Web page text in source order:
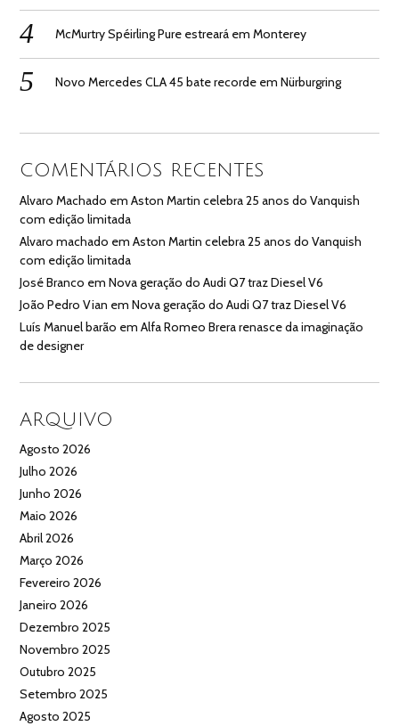
McMurtry Spéirling Pure estreará em Monterey
Novo Mercedes CLA 45 bate recorde em Nürburgring
COMENTÁRIOS RECENTES
Alvaro Machado emAston Martin celebra 25 anos do Vanquish
com edição limitada
Alvaro machado emAston Martin celebra 25 anos do Vanquish
com edição limitada
José Branco emNova geração do Audi Q7 traz Diesel V6
João Pedro Vian emNova geração do Audi Q7 traz Diesel V6
Luís Manuel barão emAlfa Romeo Brera renasce da imaginação
de designer
ARQUIVO
Agosto 2026
Julho 2026
Junho 2026
Maio 2026
Abril 2026
Março 2026
Fevereiro 2026
Janeiro 2026
Dezembro 2025
Novembro 2025
Outubro 2025
Setembro 2025
Agosto 2025